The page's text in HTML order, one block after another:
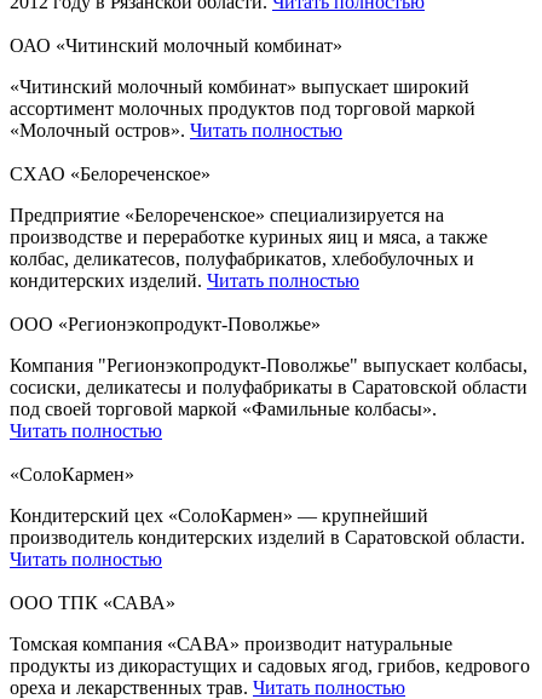
ОАО «Читинский молочный комбинат»
«Читинский молочный комбинат» выпускает широкий
ассортимент молочных продуктов под торговой маркой
«Молочный остров». Читать полностью
СХАО «Белореченское»
Предприятие «Белореченское» специализируется на
производстве и переработке куриных яиц и мяса, а также
колбас, деликатесов, полуфабрикатов, хлебобулочных и
кондитерских изделий. Читать полностью
ООО «Регионэкопродукт-Поволжье»
Компания "Регионэкопродукт-Поволжье" выпускает колбасы,
сосиски, деликатесы и полуфабрикаты в Саратовской области
под своей торговой маркой «Фамильные колбасы».
Читать полностью
«СолоКармен»
Кондитерский цех «СолоКармен» — крупнейший
производитель кондитерских изделий в Саратовской области.
Читать полностью
ООО ТПК «САВА»
Томская компания «САВА» производит натуральные
продукты из дикорастущих и садовых ягод, грибов, кедрового
ореха и лекарственных трав. Читать полностью